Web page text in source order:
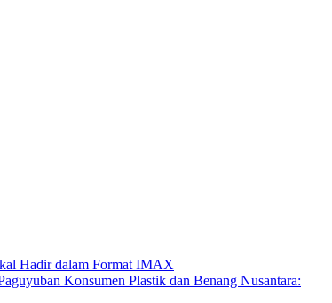
Hadir dalam Format IMAX
Konsumen Plastik dan Benang Nusantara: